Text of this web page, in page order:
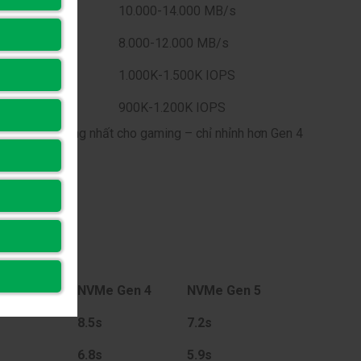
MB/s 10.000-14.000 MB/s
8.000-12.000 MB/s
1.000K-1.500K IOPS
900K-1.200K IOPS
quan trọng nhất cho gaming – chỉ nhỉnh hơn Gen 4
Gen 3 NVMe Gen 4 NVMe Gen 5
8.5s 7.2s
6.8s 5.9s